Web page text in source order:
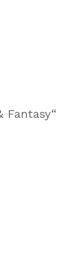
Fantasy“